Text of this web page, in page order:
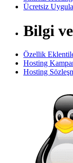
Ücretsiz
Bilgi
Özellik
Hosting
Hosting